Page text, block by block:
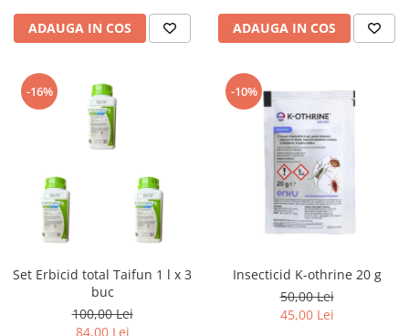
ADAUGA IN COS ADAUGA IN COS
-16%
Set Erbicid total Taifun 1 l x 3
buc
100,00 Lei
84,00 Lei
-10%
Insecticid K-othrine 20 g
50,00 Lei
45,00 Lei